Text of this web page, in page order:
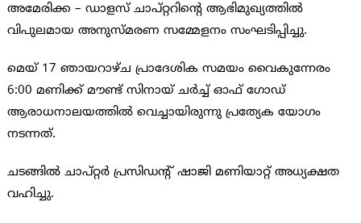
അമേരിക്ക – ഡാളസ് ചാപ്റ്ററിന്റെ ആഭിമുഖ്യത്തിൽ
വിപുലമായ അനുസ്മരണ സമ്മേളനം സംഘടിപ്പിച്ചു.
മെയ് 17 ഞായറാഴ്ച പ്രാദേശിക സമയം വൈകുന്നേരം
6:00 മണിക്ക് മൗണ്ട് സിനായ് ചർച്ച് ഓഫ് ഗോഡ്
ആരാധനാലയത്തിൽ വെച്ചായിരുന്നു പ്രത്യേക യോഗം
നടന്നത്.
ചടങ്ങിൽ ചാപ്റ്റർ പ്രസിഡന്റ് ഷാജി മണിയാറ്റ് അധ്യക്ഷത
വഹിച്ചു.